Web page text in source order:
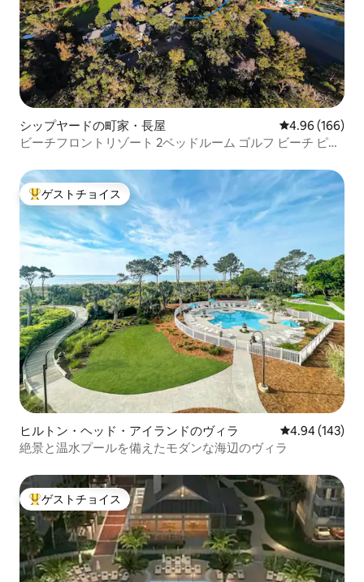
シップヤードの町家・長屋 レビュー166
4.96 (166)
ビーチフロントリゾート 2ベッドルーム ゴルフ ビーチ ピッ
大好評のゲストチョイスです。
ゲストチョイス
ヒルトン・ヘッド・アイランドのヴィラ レビュー143
4.94 (143)
絶景と温水プールを備えたモダンな海辺のヴィラ
大好評のゲストチョイスです。
ゲストチョイス